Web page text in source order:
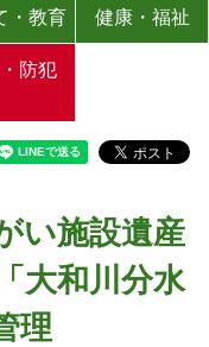
・教育 健康・福祉
防犯
い施設遺産
大和川分水
理